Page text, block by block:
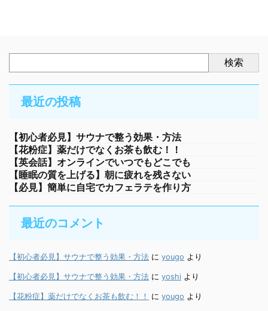
検索
最近の投稿
【初心者必見】サウナで整う効果・方法
【花粉症】薬だけでなくお茶も飲む！！
【英会話】オンラインでいつでもどこでも
【睡眠の質を上げる】朝に疲れを残さない
【必見】簡単に自宅でカフェラテを作り方
最近のコメント
【初心者必見】サウナで整う効果・方法 に yougo より
【初心者必見】サウナで整う効果・方法 に yoshi より
【花粉症】薬だけでなくお茶も飲む！！ に yougo より